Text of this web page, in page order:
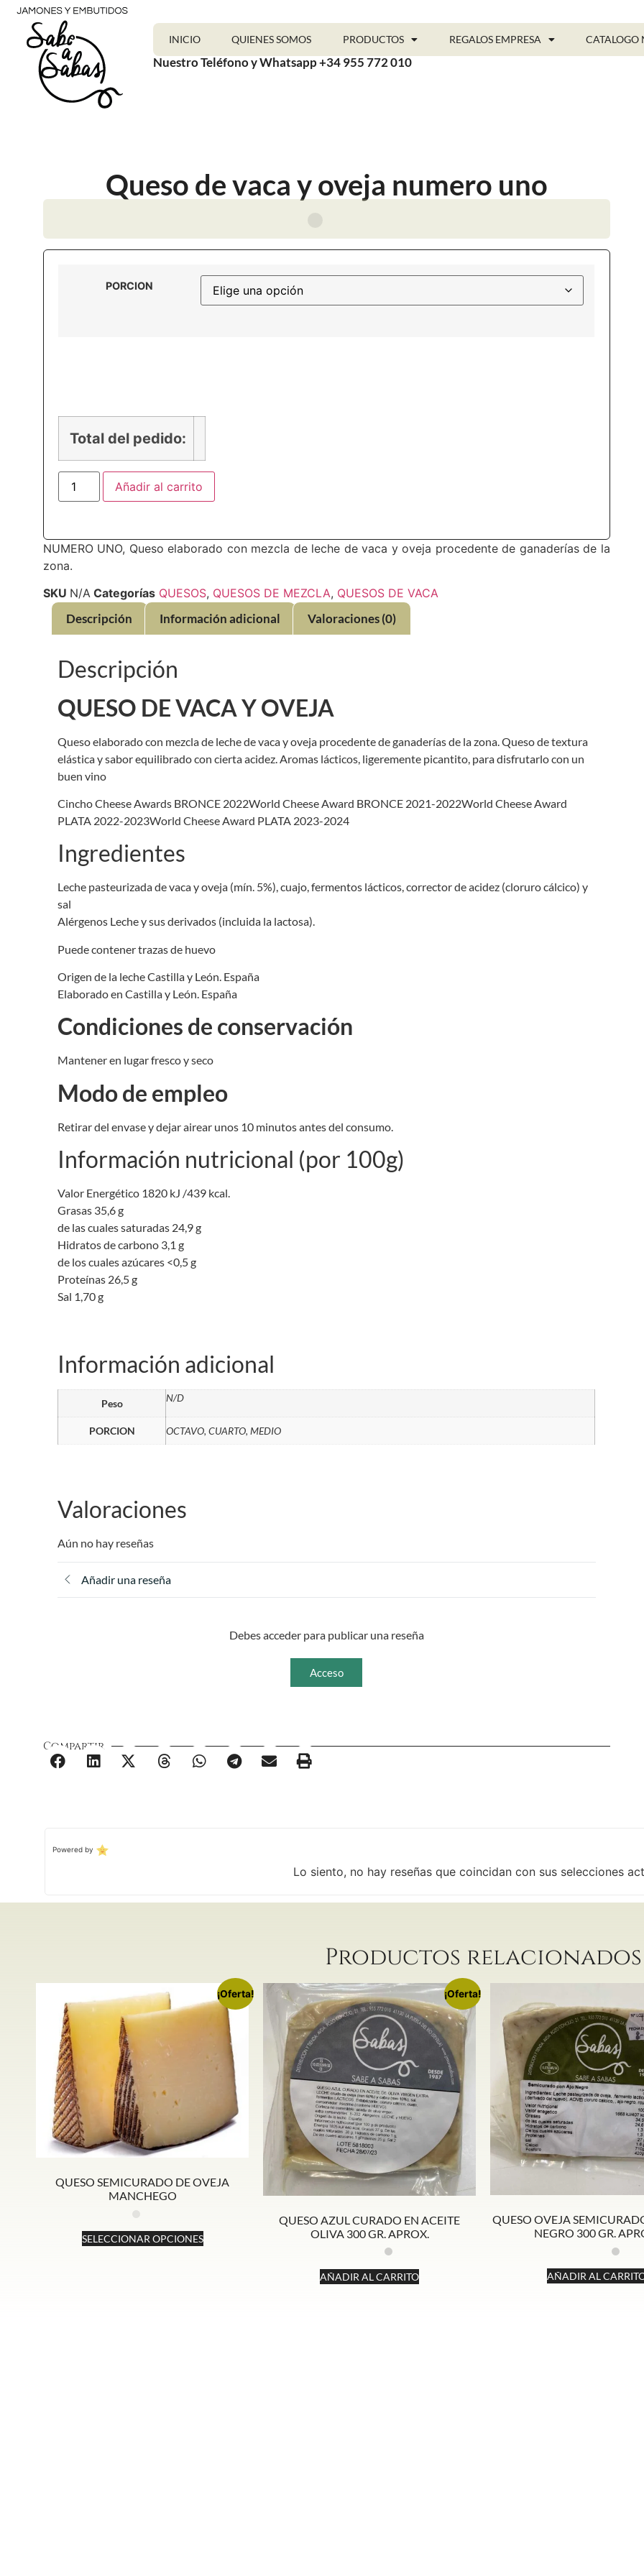
INICIO QUIENES SOMOS PRODUCTOS REGALOS EMPRESA
Nuestro Teléfono y Whatsapp +34 955 772 010
Queso de vaca y oveja numero uno
PORCION
Total del pedido:
Añadir al carrito
NUMERO UNO, Queso elaborado con mezcla de leche de vaca y oveja procedente de ganaderías de la
zona.
SKU N/A Categorías QUESOS, QUESOS DE MEZCLA, QUESOS DE VACA
Descripción Información adicional Valoraciones (0)
Descripción
QUESO DE VACA Y OVEJA
Queso elaborado con mezcla de leche de vaca y oveja procedente de ganaderías de la zona. Queso de textura
elástica y sabor equilibrado con cierta acidez. Aromas lácticos, ligeremente picantito, para disfrutarlo con un
buen vino
Cincho Cheese Awards BRONCE 2022World Cheese Award BRONCE 2021-2022World Cheese Award
PLATA 2022-2023World Cheese Award PLATA 2023-2024
Ingredientes
Leche pasteurizada de vaca y oveja (mín. 5%), cuajo, fermentos lácticos, corrector de acidez (cloruro cálcico) y
sal
Alérgenos Leche y sus derivados (incluida la lactosa).
Puede contener trazas de huevo
Origen de la leche Castilla y León. España
Elaborado en Castilla y León. España
Condiciones de conservación
Mantener en lugar fresco y seco
Modo de empleo
Retirar del envase y dejar airear unos 10 minutos antes del consumo.
Información nutricional (por 100g)
Valor Energético 1820 kJ /439 kcal.
Grasas 35,6 g
de las cuales saturadas 24,9 g
Hidratos de carbono 3,1 g
de los cuales azúcares <0,5 g
Proteínas 26,5 g
Sal 1,70 g
Información adicional
Peso N/D
PORCION OCTAVO, CUARTO, MEDIO
Valoraciones
Aún no hay reseñas
Añadir una reseña
Debes acceder para publicar una reseña
Acceso
Compartir
Powered by
Lo siento, no hay reseñas que coincidan con sus selecciones
Productos relacionados
¡Oferta!
QUESO SEMICURADO DE OVEJA
MANCHEGO
SELECCIONAR OPCIONES
¡Oferta!
QUESO AZUL CURADO EN ACEITE
OLIVA 300 GR. APROX.
AÑADIR AL CARRITO
QUESO OVEJA
NEGRO 300 GR.
AÑADIR AL